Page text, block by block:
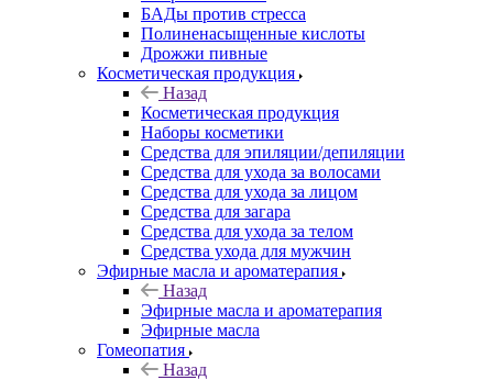
БАДы против стресса
Полиненасыщенные кислоты
Дрожжи пивные
Косметическая продукция
Назад
Косметическая продукция
Наборы косметики
Средства для эпиляции/депиляции
Средства для ухода за волосами
Средства для ухода за лицом
Средства для загара
Средства для ухода за телом
Средства ухода для мужчин
Эфирные масла и ароматерапия
Назад
Эфирные масла и ароматерапия
Эфирные масла
Гомеопатия
Назад